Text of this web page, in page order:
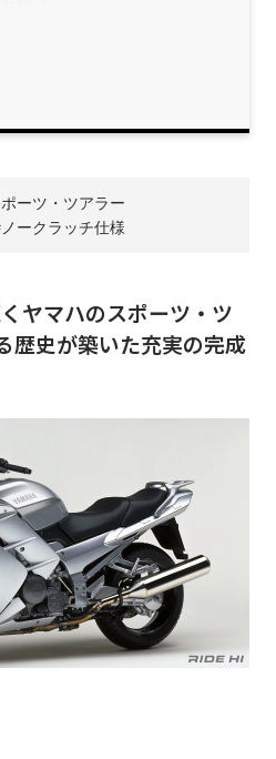
ーツ・ツアラー
ノークラッチ仕様
ヤマハのスポーツ・ツ
歴史が築いた充実の完成